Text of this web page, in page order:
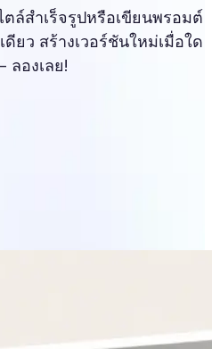
ล์สำเร็จรูปหรือเขียนพรอมต์
ยว สร้างเวอร์ชันใหม่เมื่อใด
ลองเลย!